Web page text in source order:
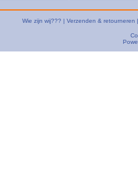
Wie zijn wij??? | Verzenden & retourneren